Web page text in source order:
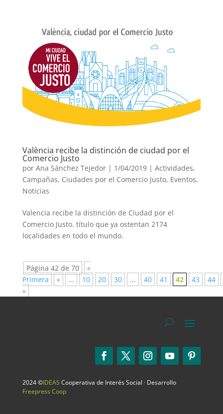
València recibe la distinción de ciudad por el
Comercio Justo
por Ana Sánchez Tejedor| 1/04/2019 | Actividades,
Campañas, Ciudades por el Comercio Justo, Eventos,
Noticias
Valencia recibe la distinción de Ciudad por el
Comercio Justo. título que ya ostentan 2174
localidades en todo el mundo.
Página 42 de 70
«
Primera
« ... 10 20 30 ... 40 41 42 43
44
»
2024 ©IDEAS Cooperativa de Interés Social · Desarrollo
Freepress Coop